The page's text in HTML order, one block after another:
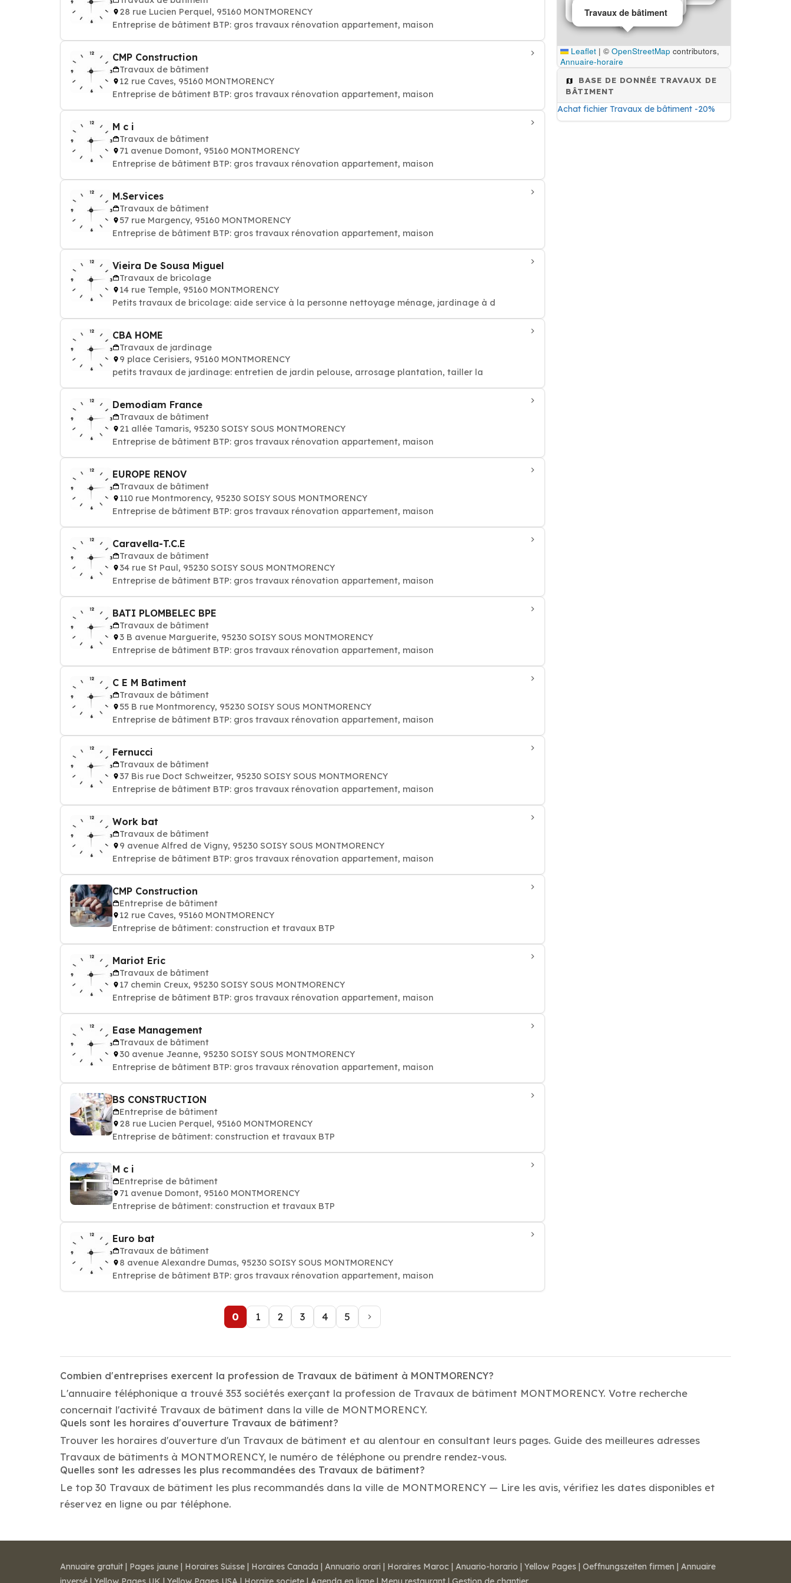
28 rue Lucien Perquel, 95160 MONTMORENCY
Entreprise de bâtiment BTP: gros travaux rénovation appartement, maison
CMP Construction
Travaux de bâtiment
12 rue Caves, 95160 MONTMORENCY
Entreprise de bâtiment BTP: gros travaux rénovation appartement, maison
M c i
Travaux de bâtiment
71 avenue Domont, 95160 MONTMORENCY
Entreprise de bâtiment BTP: gros travaux rénovation appartement, maison
M.Services
Travaux de bâtiment
57 rue Margency, 95160 MONTMORENCY
Entreprise de bâtiment BTP: gros travaux rénovation appartement, maison
Vieira De Sousa Miguel
Travaux de bricolage
14 rue Temple, 95160 MONTMORENCY
Petits travaux de bricolage: aide service à la personne nettoyage ménage, jardinage à d
CBA HOME
Travaux de jardinage
9 place Cerisiers, 95160 MONTMORENCY
petits travaux de jardinage: entretien de jardin pelouse, arrosage plantation, tailler la
Demodiam France
Travaux de bâtiment
21 allée Tamaris, 95230 SOISY SOUS MONTMORENCY
Entreprise de bâtiment BTP: gros travaux rénovation appartement, maison
EUROPE RENOV
Travaux de bâtiment
110 rue Montmorency, 95230 SOISY SOUS MONTMORENCY
Entreprise de bâtiment BTP: gros travaux rénovation appartement, maison
Caravella-T.C.E
Travaux de bâtiment
34 rue St Paul, 95230 SOISY SOUS MONTMORENCY
Entreprise de bâtiment BTP: gros travaux rénovation appartement, maison
BATI PLOMBELEC BPE
Travaux de bâtiment
3 B avenue Marguerite, 95230 SOISY SOUS MONTMORENCY
Entreprise de bâtiment BTP: gros travaux rénovation appartement, maison
C E M Batiment
Travaux de bâtiment
55 B rue Montmorency, 95230 SOISY SOUS MONTMORENCY
Entreprise de bâtiment BTP: gros travaux rénovation appartement, maison
Fernucci
Travaux de bâtiment
37 Bis rue Doct Schweitzer, 95230 SOISY SOUS MONTMORENCY
Entreprise de bâtiment BTP: gros travaux rénovation appartement, maison
Work bat
Travaux de bâtiment
9 avenue Alfred de Vigny, 95230 SOISY SOUS MONTMORENCY
Entreprise de bâtiment BTP: gros travaux rénovation appartement, maison
CMP Construction
Entreprise de bâtiment
12 rue Caves, 95160 MONTMORENCY
Entreprise de bâtiment: construction et travaux BTP
Mariot Eric
Travaux de bâtiment
17 chemin Creux, 95230 SOISY SOUS MONTMORENCY
Entreprise de bâtiment BTP: gros travaux rénovation appartement, maison
Ease Management
Travaux de bâtiment
30 avenue Jeanne, 95230 SOISY SOUS MONTMORENCY
Entreprise de bâtiment BTP: gros travaux rénovation appartement, maison
BS CONSTRUCTION
Entreprise de bâtiment
28 rue Lucien Perquel, 95160 MONTMORENCY
Entreprise de bâtiment: construction et travaux BTP
M c i
Entreprise de bâtiment
71 avenue Domont, 95160 MONTMORENCY
Entreprise de bâtiment: construction et travaux BTP
Euro bat
Travaux de bâtiment
8 avenue Alexandre Dumas, 95230 SOISY SOUS MONTMORENCY
Entreprise de bâtiment BTP: gros travaux rénovation appartement, maison
0 1 2 3 4 5
Travaux de bâtiment
Travaux de bâtiment
Leaflet | © OpenStreetMap contributors,
Annuaire-horaire
BASE DE DONNÉE TRAVAUX DE
BÂTIMENT
Achat fichier Travaux de bâtiment -20%
Combien d'entreprises exercent la profession de Travaux de bâtiment à MONTMORENCY?
L'annuaire téléphonique a trouvé 353 sociétés exerçant la profession de Travaux de bâtiment MONTMORENCY. Votre recherche
concernait l'activité Travaux de bâtiment dans la ville de MONTMORENCY.
Quels sont les horaires d'ouverture Travaux de bâtiment?
Trouver les horaires d'ouverture d'un Travaux de bâtiment et au alentour en consultant leurs pages. Guide des meilleures adresses
Travaux de bâtiments à MONTMORENCY, le numéro de téléphone ou prendre rendez-vous.
Quelles sont les adresses les plus recommandées des Travaux de bâtiment?
Le top 30 Travaux de bâtiment les plus recommandés dans la ville de MONTMORENCY — Lire les avis, vérifiez les dates disponibles et
réservez en ligne ou par téléphone.
Annuaire gratuit | Pages jaune | Horaires Suisse | Horaires Canada | Annuario orari | Horaires Maroc | Anuario-horario | Yellow Pages | Oeffnungszeiten firmen | Annuaire